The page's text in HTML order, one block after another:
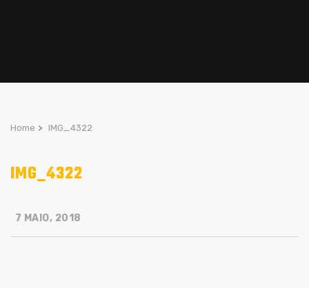
Home > IMG_4322
IMG_4322
7 MAIO, 2018